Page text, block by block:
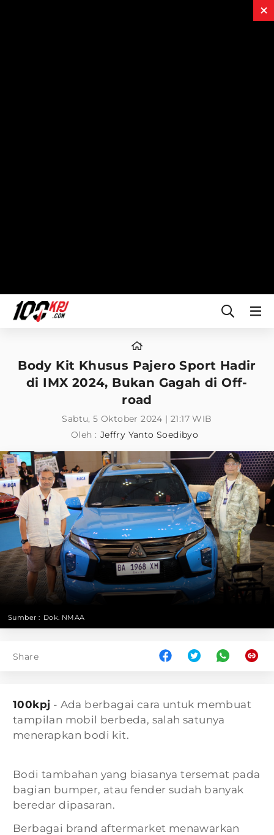
Body Kit Khusus Pajero Sport Hadir
di IMX 2024, Bukan Gagah di Off-
road
Sabtu, 5 Oktober 2024 | 21:17 WIB
Oleh : Jeffry Yanto Soedibyo
Sumber : Dok. NMAA
Share
100kpj - Ada berbagai cara untuk membuat
tampilan mobil berbeda, salah satunya
menerapkan bodi kit.
Bodi tambahan yang biasanya tersemat pada
bagian bumper, atau fender sudah banyak
beredar dipasaran.
Berbagai brand aftermarket menawarkan